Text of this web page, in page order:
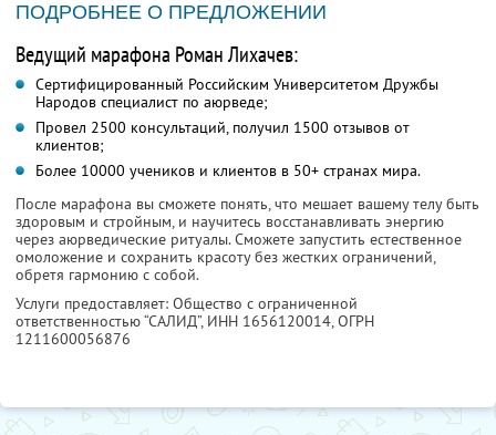
ПОДРОБНЕЕ О ПРЕДЛОЖЕНИИ
Ведущий марафона Роман Лихачев:
Сертифицированный Российским Университетом Дружбы
Народов специалист по аюрведе;
Провел 2500 консультаций, получил 1500 отзывов от
клиентов;
Более 10000 учеников и клиентов в 50+ странах мира.
После марафона вы сможете понять, что мешает вашему телу быть
здоровым и стройным, и научитесь восстанавливать энергию
через аюрведические ритуалы. Сможете запустить естественное
омоложение и сохранить красоту без жестких ограничений,
обретя гармонию с собой.
Услуги предоставляет: Общество с ограниченной
ответственностью “САЛИД”, ИНН 1656120014, ОГРН
1211600056876